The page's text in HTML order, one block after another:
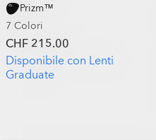
Prizm™
7 Colori
CHF 215.00
Disponibile con Lenti
Graduate